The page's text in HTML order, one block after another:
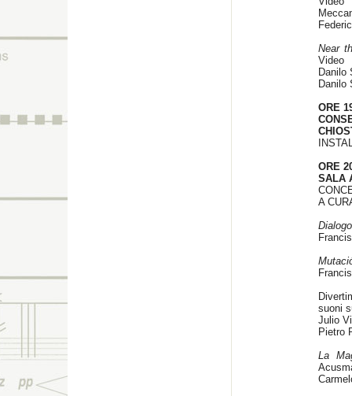
Near
Video
Danilo
Danilo
ORE
ORE
SALA
A
Julio
Pietro
La